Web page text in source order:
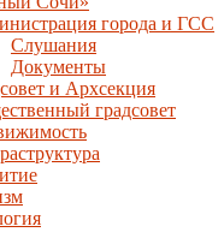
города и ГСС
Слушания
Документы
и Архсекция
градсовет